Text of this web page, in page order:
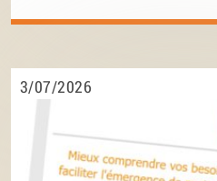
3/07/2026